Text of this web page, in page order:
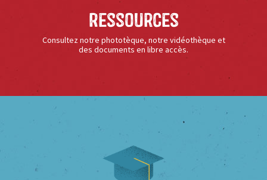
Ressources
Consultez notre phototèque, notre vidéothèque et
des documents en libre accès.